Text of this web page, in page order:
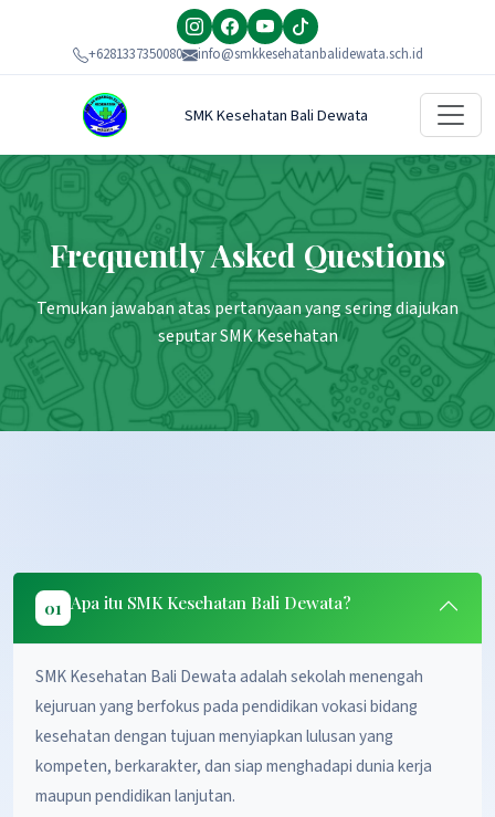
+6281337350080 info@smkkesehatanbalidewata.sch.id
SMK Kesehatan Bali Dewata
Frequently Asked Questions
Temukan jawaban atas pertanyaan yang sering diajukan
seputar SMK Kesehatan
01 Apa itu SMK Kesehatan Bali Dewata?
SMK Kesehatan Bali Dewata adalah sekolah menengah
kejuruan yang berfokus pada pendidikan vokasi bidang
kesehatan dengan tujuan menyiapkan lulusan yang
kompeten, berkarakter, dan siap menghadapi dunia kerja
maupun pendidikan lanjutan.